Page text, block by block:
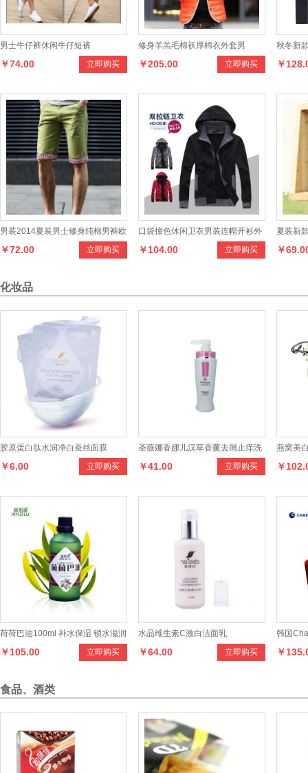
男士牛仔裤休闲牛仔短裤
立即购买
￥74.00
修身羊羔毛棉袄厚棉衣外套男
立即购买
￥205.00
秋冬新
毛衣男
￥
男装2014夏装男士修身纯棉男裤欧
美休闲短裤 男潮中裤五分裤立即购买
￥72.00
口袋撞色休闲卫衣男装连帽开衫外
套 立即购买
￥104.00
夏装新
衬衣潮
￥
化妆品
胶原蛋白肽水润净白蚕丝面膜
立即购买
￥6.00
圣薇娜香娜儿汉草香薰去屑止痒洗
发乳500ml洗发水 立即购买
￥41.00
燕窝美
￥
荷荷巴油100ml 补水保湿 锁水滋润
按摩精油 基础油 立即购买
￥105.00
水晶维生素C激白洁面乳
立即购买
￥64.00
韩国
调理霜
￥
食品、酒类